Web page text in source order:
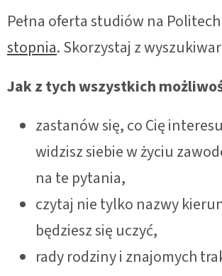
Pełna oferta studiów na
stopnia. Skorzystaj z
Jak z tych wszystkich
zastanów się, co Cię
widzisz siebie w życiu
na te pytania,
czytaj nie tylko nazwy
będziesz się uczyć,
rady rodziny i znajomych